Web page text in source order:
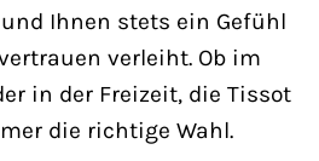
Ihnen stets ein Gefühl
verleiht. Ob im
in der Freizeit, die Tissot
die richtige Wahl.